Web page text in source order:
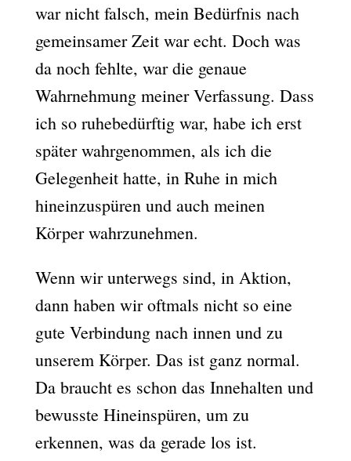
war nicht falsch, mein Bedürfnis nach
gemeinsamer Zeit war echt. Doch was
da noch fehlte, war die genaue
Wahrnehmung meiner Verfassung. Dass
ich so ruhebedürftig war, habe ich erst
später wahrgenommen, als ich die
Gelegenheit hatte, in Ruhe in mich
hineinzuspüren und auch meinen
Körper wahrzunehmen.
Wenn wir unterwegs sind, in Aktion,
dann haben wir oftmals nicht so eine
gute Verbindung nach innen und zu
unserem Körper. Das ist ganz normal.
Da braucht es schon das Innehalten und
bewusste Hineinspüren, um zu
erkennen, was da gerade los ist.